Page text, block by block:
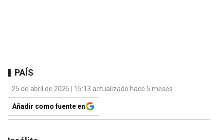
PAÍS
25 de abril de 2025 | 15:13 actualizado hace 5 meses
Añadir como fuente en